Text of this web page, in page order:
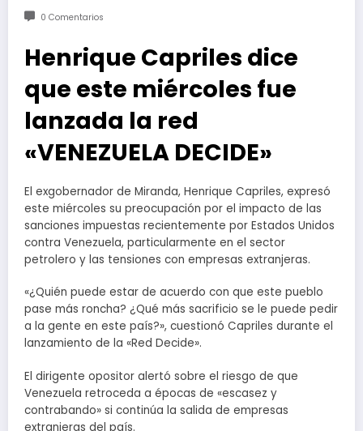
0 Comentarios
Henrique Capriles dice
que este miércoles fue
lanzada la red
«VENEZUELA DECIDE»
El exgobernador de Miranda, Henrique Capriles, expresó
este miércoles su preocupación por el impacto de las
sanciones impuestas recientemente por Estados Unidos
contra Venezuela, particularmente en el sector
petrolero y las tensiones con empresas extranjeras.
«¿Quién puede estar de acuerdo con que este pueblo
pase más roncha? ¿Qué más sacrificio se le puede pedir
a la gente en este país?», cuestionó Capriles durante el
lanzamiento de la «Red Decide».
El dirigente opositor alertó sobre el riesgo de que
Venezuela retroceda a épocas de «escasez y
contrabando» si continúa la salida de empresas
extranjeras del país.